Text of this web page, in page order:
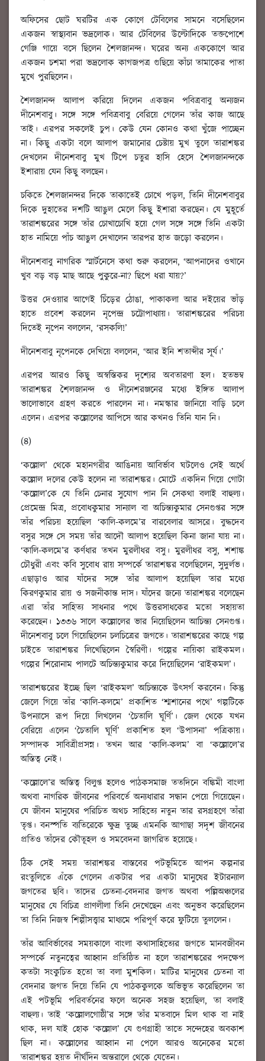
অফিসের ছোট ঘরটির এক কোণে টেবিলের সামনে বসেছিলেন
একজন স্বাস্থ্যবান ভদ্রলোক। আর টেবিলের উল্টোদিকে তক্তপোশে
গেঞ্জি গায়ে বসে ছিলেন শৈলজানন্দ। ঘরের অন্য এককোণে আর
একজন চশমা পরা ভদ্রলোক কাগজপত্র গুছিয়ে কাঁচা তামাকের পাতা
মুখে পুরছিলেন।
শৈলজানন্দ আলাপ করিয়ে দিলেন একজন পবিত্রবাবু অন্যজন
দীনেশবাবু। সঙ্গে সঙ্গে পবিত্রবাবু বেরিয়ে গেলেন তাঁর কাজ আছে
তাই। এরপর সকলেই চুপ। কেউ যেন কোনও কথা খুঁজে পাচ্ছেন
না। কিছু একটা বলে আলাপ জমানোর চেষ্টায় মুখ তুলে তারাশঙ্কর
দেখলেন দীনেশবাবু মুখ টিপে চতুর হাসি হেসে শৈলজানন্দকে
ইশারায় যেন কিছু বলছেন।
চকিতে শৈলজানন্দর দিকে তাকাতেই চোখে পড়ল, তিনি দীনেশবাবুর
দিকে দুহাতের দশটি আঙুল মেলে কিছু ইশারা করছেন। যে মুহূর্তে
তারাশঙ্করের সঙ্গে তাঁর চোখাচোখি হয়ে গেল সঙ্গে সঙ্গে তিনি একটা
হাত নামিয়ে পাঁচ আঙুল দেখালেন তারপর হাত জড়ো করলেন।
দীনেশবাবু নাগরিক স্মার্টনেসে কথা শুরু করলেন, ‘আপনাদের ওখানে
খুব বড় বড় মাছ আছে পুকুরে-না? ছিপে ধরা যায়?’
উত্তর দেওয়ার আগেই চিঁড়ের ঠোঙা, পাকাকলা আর দইয়ের ভাঁড়
হাতে প্রবেশ করলেন নৃপেন্দ্র চট্টোপাধ্যায়। তারাশঙ্করের পরিচয়
দিতেই নৃপেন বললেন, ‘রসকলি!’
দীনেশবাবু নৃপেনকে দেখিয়ে বললেন, ‘আর ইনি শতাব্দীর সূর্য।’
এরপর আরও কিছু অস্বস্তিকর দৃশ্যের অবতারণা হল। হতভম্ব
তারাশঙ্কর শৈলজানন্দ ও দীনেশরঞ্জনের মধ্যে ইঙ্গিত আলাপ
ভালোভাবে গ্রহণ করতে পারলেন না। নমস্কার জানিয়ে বাড়ি চলে
এলেন। এরপর কল্লোলের আপিসে আর কখনও তিনি যান নি।
(৪)
‘কল্লোল’ থেকে মহানগরীর আঙিনায় আবির্ভাব ঘটলেও সেই অর্থে
কল্লোল দলের কেউ হলেন না তারাশঙ্কর। মোটে একদিন গিয়ে গোটা
‘কল্লোল’কে যে তিনি চেনার সুযোগ পান নি সেকথা বলাই বাহুল্য।
প্রেমেন্দ্র মিত্র, প্রবোধকুমার সান্যাল বা অচিন্ত্যকুমার সেনগুপ্তর সঙ্গে
তাঁর পরিচয় হয়েছিল ‘কালি-কলমে’র বারবেলার আসরে। বুদ্ধদেব
বসুর সঙ্গে সে সময় তাঁর আদৌ আলাপ হয়েছিল কিনা জানা যায় না।
‘কালি-কলমে’র কর্ণধার তখন মুরলীধর বসু। মুরলীধর বসু, শশাঙ্ক
চৌধুরী এবং কবি সুবোধ রায় সম্পর্কে তারাশঙ্কর বলেছিলেন, সুদুর্লভ।
এছাড়াও আর যাঁদের সঙ্গে তাঁর আলাপ হয়েছিল তার মধ্যে
কিরণকুমার রায় ও সজনীকান্ত দাস। যাঁদের জন্যে তারাশঙ্কর বলেছেন
এরা তাঁর সাহিত্য সাধনার পথে উত্তরসাধকের মতো সহায়তা
করেছেন। ১৩৩৬ সালে কল্লোলের ভার নিয়েছিলেন আচিন্ত্য সেনগুপ্ত।
দীনেশবাবু চলে গিয়েছিলেন চলচিত্রের জগতে। তারাশঙ্করের কাছে গল্প
চাইতে তারাশঙ্কর লিখেছিলেন স্বৈরিণী। গল্পের নায়িকা রাইকমল।
গল্পের শিরোনাম পালটে অচিন্ত্যকুমার করে দিয়েছিলেন ‘রাইকমল’।
তারাশঙ্করের ইচ্ছে ছিল ‘রাইকমল’ অচিন্ত্যকে উৎসর্গ করবেন। কিন্তু
জেলে গিয়ে তাঁর ‘কালি-কলমে’ প্রকাশিত ‘শ্মশানের পথে’ গল্পটিকে
উপন্যাসে রূপ দিয়ে লিখলেন ‘চৈতালি ঘূর্ণি’। জেল থেকে যখন
বেরিয়ে এলেন ‘চৈতালি ঘূর্ণি’ প্রকাশিত হল ‘উপাসনা’ পত্রিকায়।
সম্পাদক সাবিত্রীপ্রসন্ন। তখন আর ‘কালি-কলম’ বা ‘কল্লোলে’র
অস্তিত্ব নেই।
‘কল্লোলে’র অস্তিত্ব বিলুপ্ত হলেও পাঠকসমাজ ততদিনে বঙ্কিমী বাংলা
অথবা নাগরিক জীবনের পরিবর্তে অন্যধারার সন্ধান পেয়ে গিয়েছেন।
যে জীবন মানুষের পরিচিত অথচ সাহিত্যে নতুন তার রসগ্রহণে তাঁরা
তৃপ্ত। বনস্পতি ব্যতিরেকে ক্ষুদ্র তুচ্ছ এমনকি আগাছা সদৃশ জীবনের
প্রতিও তাঁদের কৌতূহল ও সমবেদনা জাগরিত হয়েছে।
ঠিক সেই সময় তারাশঙ্কর বাস্তবের পটভূমিতে আপন কল্পনার
রংতুলিতে এঁকে গেলেন একটার পর একটা মানুষের ইটারন্যাল
জগতের ছবি। তাদের চেতনা-বেদনার জগত অথবা পল্লিঅঞ্চলের
মানুষের যে বিচিত্র প্রাণলীলা তিনি দেখেছেন এবং অনুভব করেছিলেন
তা তিনি নিজস্ব শিল্পীসত্ত্বার মাধ্যমে পরিপূর্ণ করে ফুটিয়ে তুললেন।
তাঁর আবির্ভাবের সময়কালে বাংলা কথাসাহিত্যের জগতে মানবজীবন
সম্পর্কে নতুনত্বের আহ্বান প্রতিষ্ঠিত না হলে তারাশঙ্করের পদক্ষেপ
কতটা সংকুচিত হতো তা বলা মুশকিল। মাটির মানুষের চেতনা বা
বেদনার জগত দিয়ে তিনি যে পাঠককুলকে অভিভূত করেছিলেন তা
এই পটভূমি পরিবর্তনের ফলে অনেক সহজ হয়েছিল, তা বলাই
বাহুল্য। তাই ‘কল্লোলগোষ্ঠী’র সঙ্গে তাঁর মতবাদে মিল থাক বা নাই
থাক, দল যাই হোক ‘কল্লোল’ যে গুণগ্রাহী তাতে সন্দেহের অবকাশ
ছিল না। কল্লোলের আহ্বান না পেলে আরও অনেকের মতো
তারাশঙ্কর হয়ত দীর্ঘদিন অন্তরালে থেকে যেতেন।